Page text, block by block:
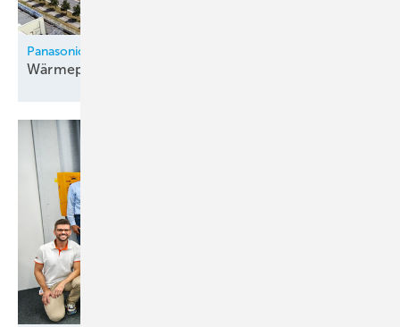
Panasonic
Wärmepumpenfabrik in Tschechien